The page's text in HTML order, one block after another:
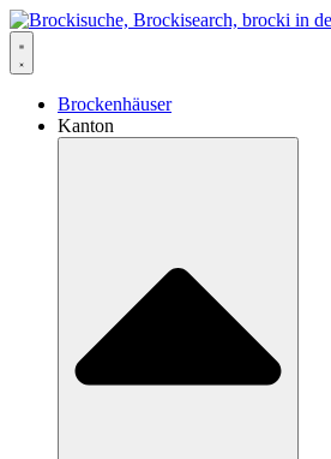
Zum
Inhalt
springen
Brockenhäuser
Kanton